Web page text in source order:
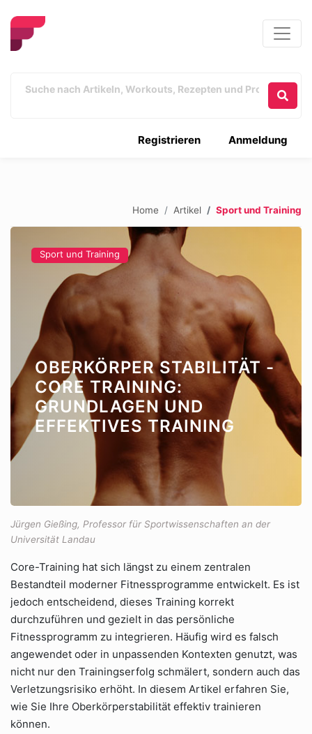
Anmeldung
Registrieren
Home Artikel Sport und Training
Sport und Training
OBERKÖRPER STABILITÄT -
CORE TRAINING:
GRUNDLAGEN UND
EFFEKTIVES TRAINING
Jürgen Gießing, Professor für Sportwissenschaften an der
Universität Landau
Core-Training hat sich längst zu einem zentralen
Bestandteil moderner Fitnessprogramme entwickelt. Es ist
jedoch entscheidend, dieses Training korrekt
durchzuführen und gezielt in das persönliche
Fitnessprogramm zu integrieren. Häufig wird es falsch
angewendet oder in unpassenden Kontexten genutzt, was
nicht nur den Trainingserfolg schmälert, sondern auch das
Verletzungsrisiko erhöht. In diesem Artikel erfahren Sie,
wie Sie Ihre Oberkörperstabilität effektiv trainieren
können.